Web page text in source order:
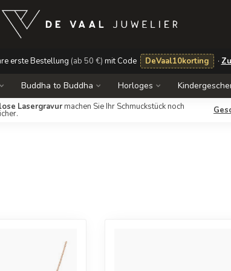
erste Bestellung (ab 50 €) mit Code DeVaal10korting ·
Buddha to Buddha Horloges
Lasergravurmachen Sie Ihr Schmuckstück noch